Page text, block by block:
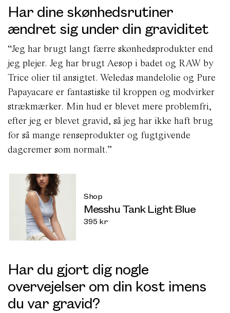
Har dine skønhedsrutiner
ændret sig under din graviditet
“Jeg har brugt langt færre skønhedsprodukter end
jeg plejer. Jeg har brugt Aesop i badet og RAW by
Trice olier til ansigtet. Weledas mandelolie og Pure
Papayacare er fantastiske til kroppen og modvirker
strækmærker. Min hud er blevet mere problemfri,
efter jeg er blevet gravid, så jeg har ikke haft brug
for så mange renseprodukter og fugtgivende
dagcremer som normalt.”
Shop
Messhu Tank Light Blue
395 kr
Har du gjort dig nogle
overvejelser om din kost imens
du var gravid?